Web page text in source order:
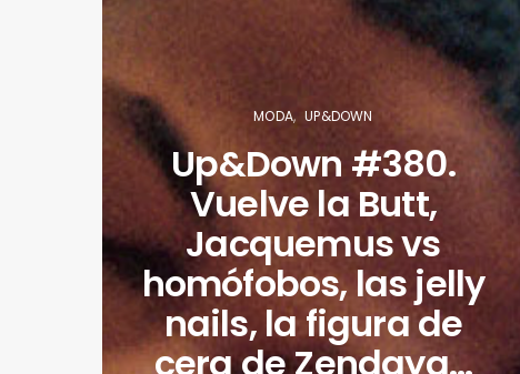
MODA UP&DOWN
Up&Down #380.
Vuelve la Butt,
Jacquemus vs
homófobos, las jelly
nails, la figura de
cera de Zendaya…